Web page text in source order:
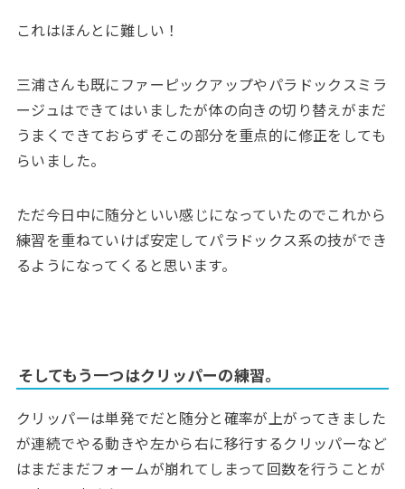
これはほんとに難しい！
三浦さんも既にファーピックアップやパラドックスミラ
ージュはできてはいましたが体の向きの切り替えがまだ
うまくできておらずそこの部分を重点的に修正をしても
らいました。
ただ今日中に随分といい感じになっていたのでこれから
練習を重ねていけば安定してパラドックス系の技ができ
るようになってくると思います。
そしてもう一つはクリッパーの練習。
クリッパーは単発でだと随分と確率が上がってきました
が連続でやる動きや左から右に移行するクリッパーなど
はまだまだフォームが崩れてしまって回数を行うことが